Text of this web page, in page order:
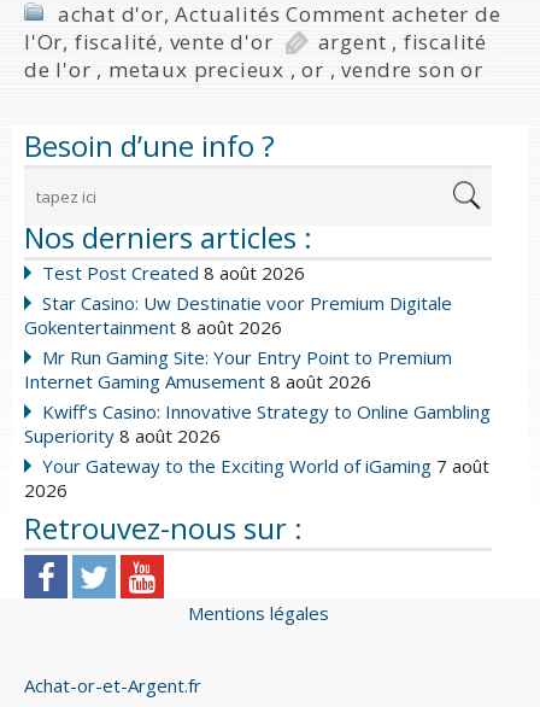
achat d'or,Actualités Comment acheter de
l'Or, fiscalité, vente d'or argent , fiscalité
de l'or , metaux precieux ,or ,vendre son or
Besoin d’une info ?
Nos derniers articles :
Test Post Created 8 août 2026
Star Casino: Uw Destinatie voor Premium Digitale
Gokentertainment 8 août 2026
Mr Run Gaming Site: Your Entry Point to Premium
Internet Gaming Amusement 8 août 2026
Kwiff’s Casino: Innovative Strategy to Online Gambling
Superiority 8 août 2026
Your Gateway to the Exciting World of iGaming 7 août
2026
Retrouvez-nous sur :
Mentions légales
Achat-or-et-Argent.fr